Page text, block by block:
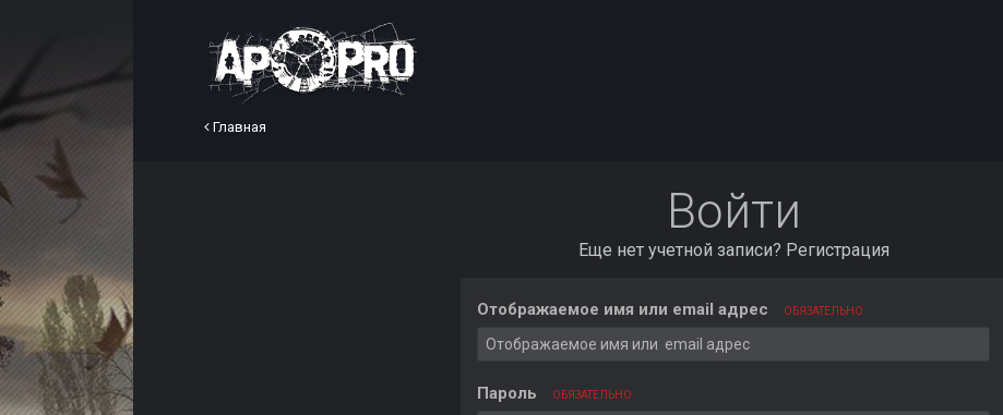
Главная
Войти
Еще нет учетной записи? Регистрация
Отображаемое имя или email адрес ОБЯЗАТЕЛЬНО
Пароль ОБЯЗАТЕЛЬНО